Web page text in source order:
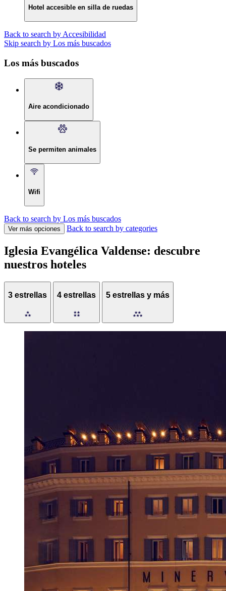
Hotel accesible en silla de ruedas
Back to search by Accesibilidad
Skip search by Los más buscados
Los más buscados
Aire acondicionado
Se permiten animales
Wifi
Back to search by Los más buscados
Ver más opciones Back to search by categories
Iglesia Evangélica Valdense: descubre
nuestros hoteles
3 estrellas 4 estrellas 5 estrellas y más